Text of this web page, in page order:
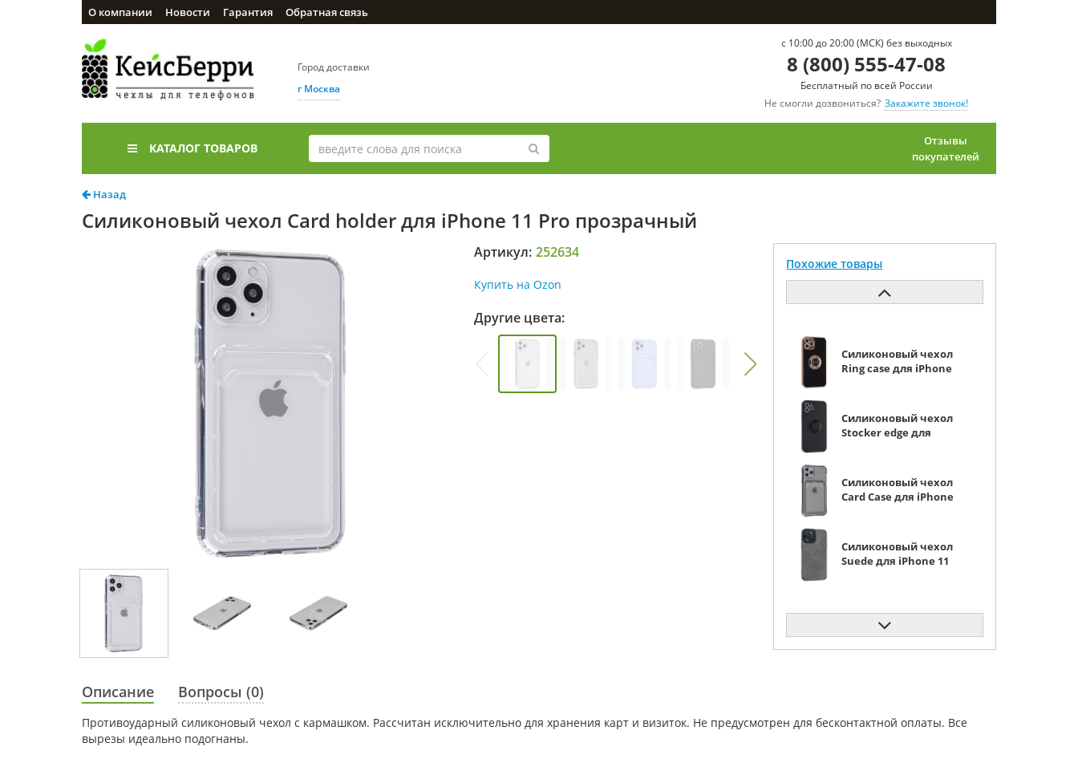
О компании Новости Гарантия Обратная связь
Город доставки
г Москва
c 10:00 до 20:00 (МСК) без выходных
8 (800) 555-47-08
Бесплатный по всей России
Не смогли дозвониться? Закажите звонок!
КАТАЛОГ ТОВАРОВ
Отзывы
покупателей
Назад
Силиконовый чехол Card holder для iPhone 11 Pro прозрачный
Артикул: 252634
Купить на Ozon
Другие цвета:
Похожие товары
Силиконовый чехол
Ring case для iPhone
Силиконовый чехол
Stocker edge для
Силиконовый чехол
Card Case для iPhone
Силиконовый чехол
Suede для iPhone 11
Силиконовый чехол
Cat ears для iPhone 11
Pro прозрачный
Описание Вопросы (0)
Противоударный силиконовый чехол с кармашком. Рассчитан исключительно для хранения карт и визиток. Не предусмотрен для бесконтактной оплаты. Все
вырезы идеально подогнаны.